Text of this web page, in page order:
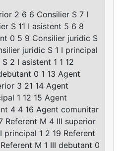
2 6 6 Consilier S 7 I
S 11 I asistent 5 6 8
0 5 9 Consilier juridic S
juridic S 1 I principal
2 I asistent 1 1 12
0 1 13 Agent
3 21 14 Agent
1 12 15 Agent
4 4 16 Agent comunitar
Referent M 4 III superior
principal 1 2 19 Referent
M 1 III debutant 0